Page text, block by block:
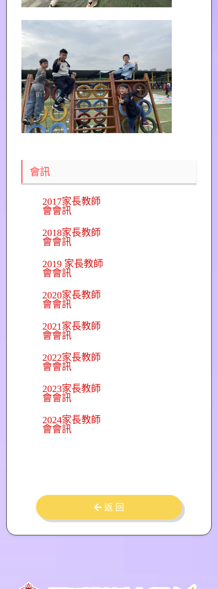
會訊
2017家長教師
會會訊
2018家長教師
會會訊
2019 家長教師
會會訊
2020家長教師
會會訊
2021家長教師
會會訊
2022家長教師
會會訊
2023家長教師
會會訊
2024家長教師
會會訊
返 回